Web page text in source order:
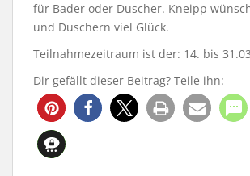
für Bader oder Duscher. Kneipp
und Duschern viel Glück.
Teilnahmezeitraum ist der: 14. bis
Dir gefällt dieser Beitrag? Teile ihn: